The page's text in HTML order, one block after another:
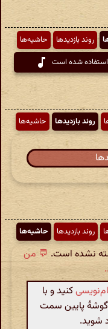
روند بازدیدها
حاشیه‌ها
استفاده شده است
روند بازدیدها حاشیه‌ها
روند بازدیدها حاشیه‌ها
نشده است. 💬 من
کنید و با
گوشهٔ پایین سمت
شوید.